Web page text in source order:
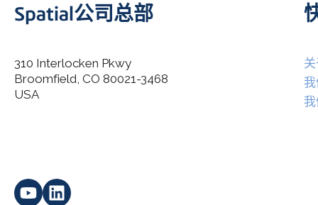
I agree to allow Spatial Corp to store and process my
Spatial公司总部
310 Interlocken Pkwy
Broomfield, CO 80021-3468
USA